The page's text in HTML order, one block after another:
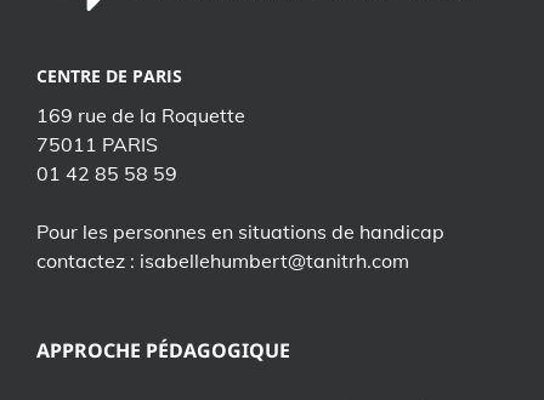
CENTRE DE PARIS
169 rue de la Roquette
75011 PARIS
01 42 85 58 59
Pour les personnes en situations de handicap
contactez : isabellehumbert@tanitrh.com
APPROCHE PÉDAGOGIQUE